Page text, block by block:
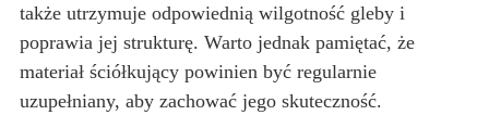
także utrzymuje odpowiednią wilgotność gleby i
poprawia jej strukturę. Warto jednak pamiętać, że
materiał ściółkujący powinien być regularnie
uzupełniany, aby zachować jego skuteczność.